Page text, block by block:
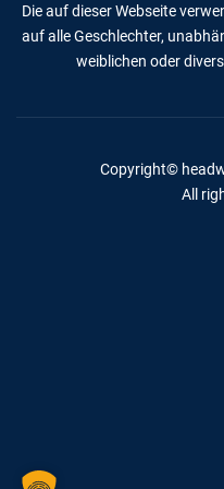
Die auf dieser Webseite
auf alle Geschlechter,
weiblichen oder
Copyright©
All